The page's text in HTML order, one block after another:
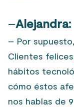
–Alejandra:
– Por
Clientes
hábitos
cómo éstos
nos hablas de